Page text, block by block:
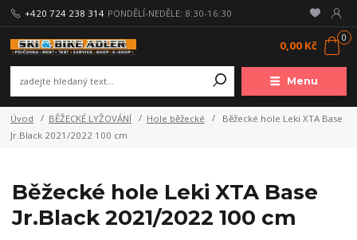
Menu
+420 724 238 314 PONDĚLÍ-NEDĚLE: 8:30-16:30
0
0,00 Kč
Úvod BĚŽECKÉ LYŽOVÁNÍ Hole běžecké
Běžecké hole Leki XTA Base
Jr.Black 2021/2022 100 cm
Běžecké hole Leki XTA Base
Jr.Black 2021/2022 100 cm